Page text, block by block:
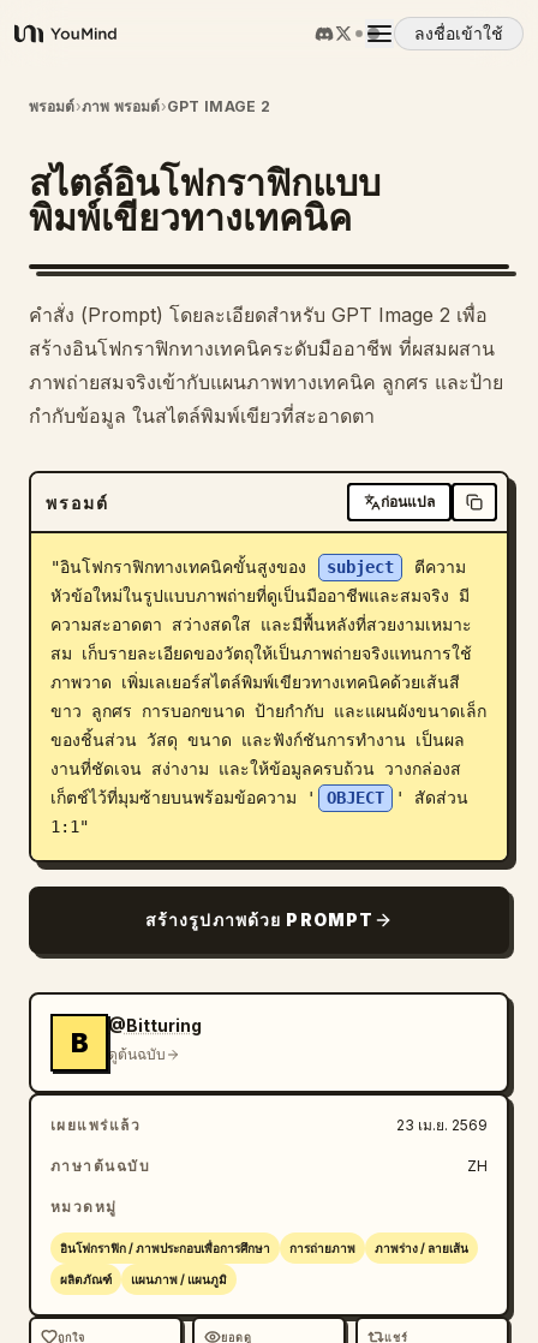
YouMind
ลงชื่อเข้าใช้
ภาพรวม
กรณีการใช้งาน
ทักษะ
พรอมต์
ราคา
ดาวน์โหลด
บล็อก
อัปเดต
พรอมต์›ภาพ พรอมต์›GPT IMAGE 2
สไตล์อินโฟกราฟิกแบบ
พิมพ์เขียวทางเทคนิค
คำสั่ง (Prompt) โดยละเอียดสำหรับ GPT Image 2 เพื่อ
สร้างอินโฟกราฟิกทางเทคนิคระดับมืออาชีพ ที่ผสมผสาน
ภาพถ่ายสมจริงเข้ากับแผนภาพทางเทคนิค ลูกศร และป้าย
กำกับข้อมูล ในสไตล์พิมพ์เขียวที่สะอาดตา
พรอมต์ ก่อนแปล
"อินโฟกราฟิกทางเทคนิคขั้นสูงของ subject
ตีความ
หัวข้อใหม่ในรูปแบบภาพถ่ายที่ดูเป็นมืออาชีพและสมจริง มี
ความสะอาดตา สว่างสดใส และมีพื้นหลังที่สวยงามเหมาะ
สม เก็บรายละเอียดของวัตถุให้เป็นภาพถ่ายจริงแทนการใช้
ภาพวาด เพิ่มเลเยอร์สไตล์พิมพ์เขียวทางเทคนิคด้วยเส้นสี
ขาว ลูกศร การบอกขนาด ป้ายกำกับ และแผนผังขนาดเล็ก
ของชิ้นส่วน วัสดุ ขนาด และฟังก์ชันการทำงาน เป็นผล
งานที่ชัดเจน สง่างาม และให้ข้อมูลครบถ้วน วางกล่องส
เก็ตช์ไว้ที่มุมซ้ายบนพร้อมข้อความ '
OBJECT
' สัดส่วน
1:1"
สร้างรูปภาพด้วย PROMPT
B
@Bitturing
ดูต้นฉบับ
เผยแพร่แล้ว 23 เม.ย. 2569
ภาษาต้นฉบับ ZH
หมวดหมู่
อินโฟกราฟิก / ภาพประกอบเพื่อการศึกษา การถ่ายภาพ ภาพร่าง / ลายเส้น
ผลิตภัณฑ์ แผนภาพ / แผนภูมิ
ถูกใจ ยอดดู แชร์